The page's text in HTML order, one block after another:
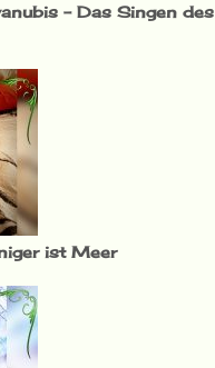
– Das Singen des
ist Meer